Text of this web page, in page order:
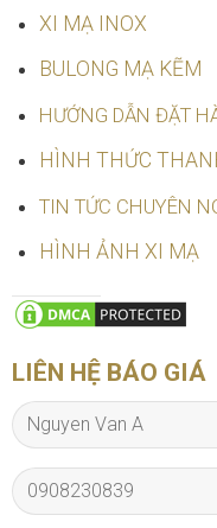
XI MẠ INOX
BULONG MẠ KẼM
HƯỚNG DẪN ĐẶT
HÌNH THỨC
TIN TỨC CHUYÊN
HÌNH ẢNH XI MẠ
LIÊN HỆ BÁO GIÁ